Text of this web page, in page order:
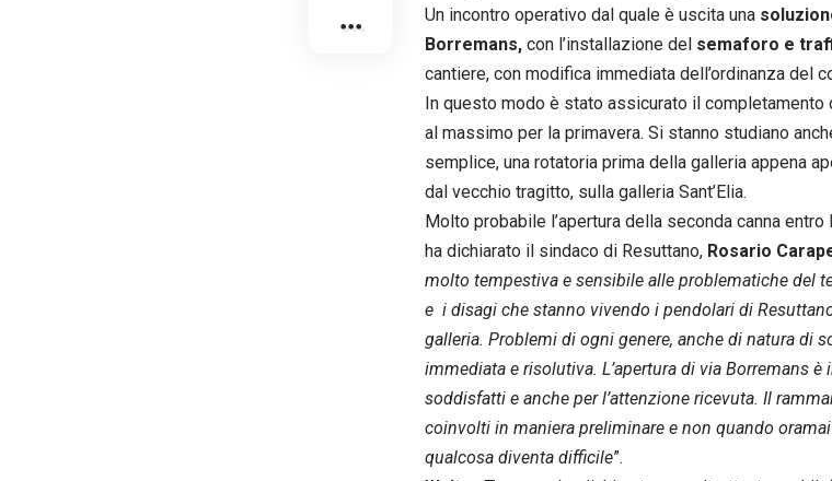
Un incontro operativo dal quale è uscita una
Borremans, con l’installazione del semaforo e
cantiere, con modifica immediata dell’ordinanza del
In questo modo è stato assicurato il
al massimo per la primavera. Si stanno studiano
semplice, una rotatoria prima della galleria appena
dal vecchio tragitto, sulla galleria Sant’Elia.
Molto probabile l’apertura della seconda canna entro
ha dichiarato il sindaco di Resuttano, Rosario
molto tempestiva e sensibile alle problematiche del
e i disagi che stanno vivendo i pendolari di
galleria. Problemi di ogni genere, anche di natura di
immediata e risolutiva. L’apertura di via Borremans
soddisfatti e anche per l’attenzione ricevuta. Il
coinvolti in maniera preliminare e non quando
qualcosa diventa difficile”.